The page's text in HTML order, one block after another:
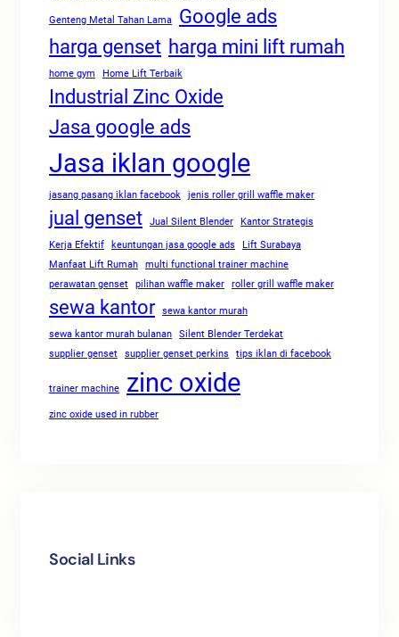
Genteng Metal Tahan Lama
Google ads
harga genset harga mini lift rumah
home gym Home Lift Terbaik
Industrial Zinc Oxide
Jasa google ads
Jasa iklan google
jasang pasang iklan facebook jenis roller grill waffle maker
jual genset Jual Silent Blender
Kantor Strategis
Kerja Efektif
keuntungan jasa google ads
Lift Surabaya
Manfaat Lift Rumah
multi functional trainer machine
perawatan genset
pilihan waffle maker roller grill waffle maker
sewa kantor
sewa kantor murah
sewa kantor murah bulanan
Silent Blender Terdekat
supplier genset
supplier genset perkins tips iklan di facebook
trainer machine zinc oxide
zinc oxide used in rubber
Social Links